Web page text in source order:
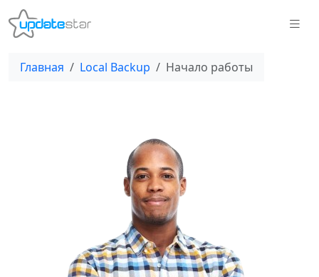
Главная Local Backup Начало работы